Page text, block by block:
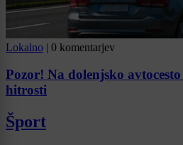
Lokalno | 0 komentarjev
Pozor! Na dolenjsko
hitrosti
Šport